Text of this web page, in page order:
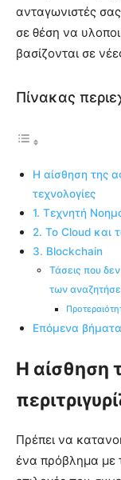
ανταγωνιστές
σε θέση να
βασίζονται σε
Πίνακας
Η αίσθηση της
τεχνολογίες
1. Τεχνητή
2. Το Cloud και
3. Blockchain
Τάσεις που
των
Επόμενα βήματα
Η αίσθηση
Πρέπει να
ένα πρόβλημα με